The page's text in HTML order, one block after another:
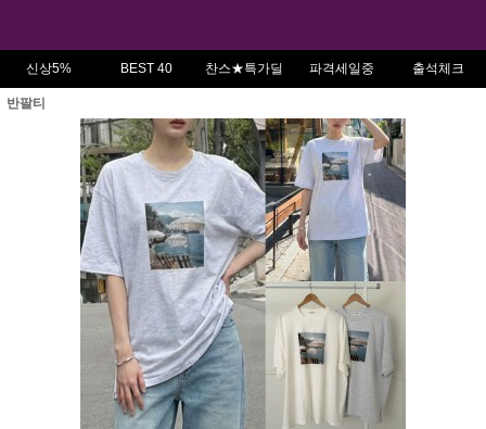
신상5% BEST 40 찬스★특가딜 파격세일중 출석체크
반팔티